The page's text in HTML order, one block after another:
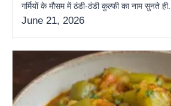
गर्मियों के मौसम में ठंडी-ठंडी कुल्फी का नाम सुनते ही...
June 21, 2026